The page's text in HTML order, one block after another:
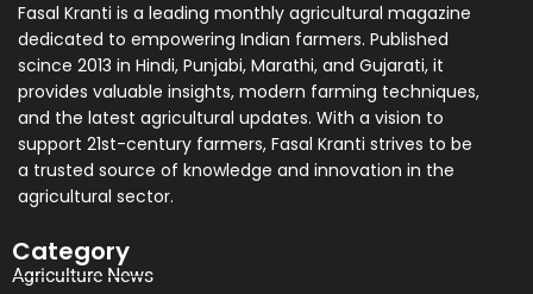
Fasal Kranti is a leading monthly agricultural magazine
dedicated to empowering Indian farmers. Published
scince 2013 in Hindi, Punjabi, Marathi, and Gujarati, it
provides valuable insights, modern farming techniques,
and the latest agricultural updates. With a vision to
support 21st-century farmers, Fasal Kranti strives to be
a trusted source of knowledge and innovation in the
agricultural sector.
Category
Agriculture News